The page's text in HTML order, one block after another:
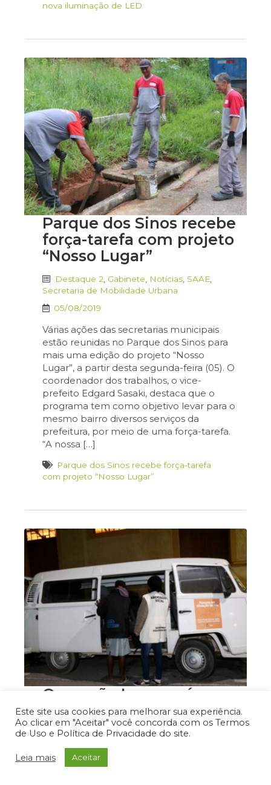
nova iluminação de LED
Parque dos Sinos recebe
força-tarefa com projeto
“Nosso Lugar”
Destaque 2 Gabinete Notícias SAAE
Secretaria de Mobilidade Urbana
05/08/2019
Várias ações das secretarias municipais
estão reunidas no Parque dos Sinos para
mais uma edição do projeto “Nosso
Lugar”, a partir desta segunda-feira (05). O
coordenador dos trabalhos, o vice-
prefeito Edgard Sasaki, destaca que o
programa tem como objetivo levar para o
mesmo bairro diversos serviços da
prefeitura, por meio de uma força-tarefa.
“A nossa […]
Parque dos Sinos recebe força-tarefa
com projeto “Nosso Lugar”
Operação Inverno é
prorrogada até sábado
(10) em Jacareí
Destaque 2,
Desenvolvimento Social
Este site usa cookies para melhorar sua experiência.
Ao clicar em "Aceitar" você concorda com os Termos
de Uso e Política de Privacidade do site.
Leia mais Aceitar